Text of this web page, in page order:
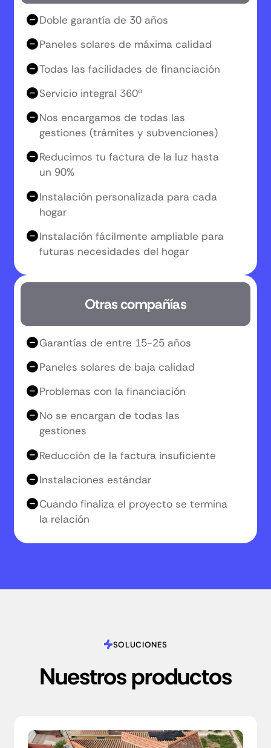
Doble garantía de 30 años
Paneles solares de máxima calidad
Todas las facilidades de financiación
Servicio integral 360º
Nos encargamos de todas las
gestiones (trámites y subvenciones)
Reducimos tu factura de la luz hasta
un 90%
Instalación personalizada para cada
hogar
Instalación fácilmente ampliable para
futuras necesidades del hogar
Otras compañías
Garantías de entre 15-25 años
Paneles solares de baja calidad
Problemas con la financiación
No se encargan de todas las
gestiones
Reducción de la factura insuficiente
Instalaciones estándar
Cuando finaliza el proyecto se termina
la relación
SOLUCIONES
Nuestros productos